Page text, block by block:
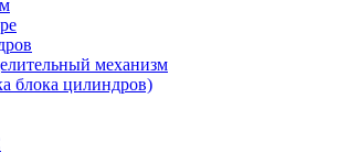
механизм
блока цилиндров)